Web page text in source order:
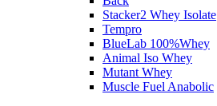
Stacker2 Whey Isolate
Tempro
BlueLab 100%Whey
Animal Iso Whey
Mutant Whey
Muscle Fuel Anabolic